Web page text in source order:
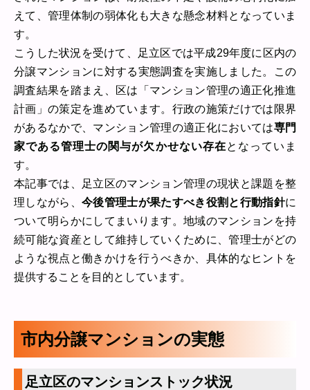
えて、管理体制の弱体化も大きな懸念材料となっていま
す。
こうした状況を受けて、足立区では平成29年度に区内の
分譲マンションに対する実態調査を実施しました。この
調査結果を踏まえ、区は「マンション管理の適正化推進
計画」の策定を進めています。行政の施策だけでは限界
があるなかで、マンション管理の適正化においては専門
家である管理士の関与が欠かせない存在となっていま
す。
本記事では、足立区のマンション管理の現状と課題を整
理しながら、 今後管理士が果たすべき役割と行動指針に
ついて明らかにしてまいります。地域のマンションを持
続可能な資産として維持していくために、管理士がどの
ような視点と働きかけを行うべきか、具体的なヒントを
提供することを目的としています。
市内分譲マンションの実態
足立区のマンションストック状況